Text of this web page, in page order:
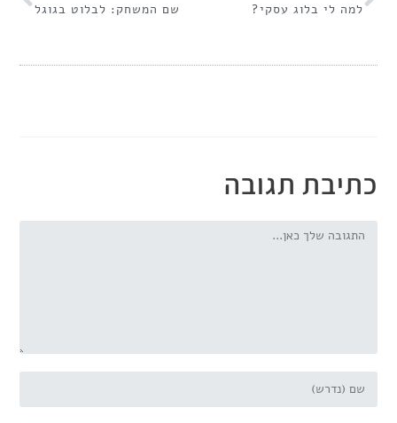
למה לי בלוג עסקי? שם המשחק: לבלוט בגוגל
כתיבת תגובה